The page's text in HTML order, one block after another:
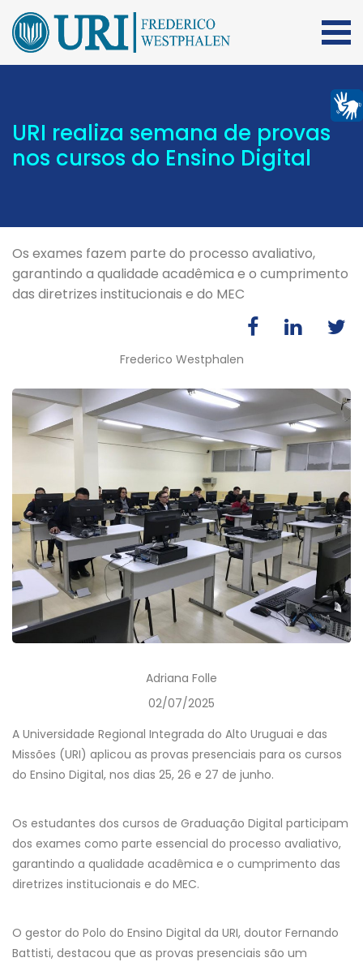
URI realiza semana de provas
nos cursos do Ensino Digital
Os exames fazem parte do processo avaliativo,
garantindo a qualidade acadêmica e o cumprimento
das diretrizes institucionais e do MEC
Frederico Westphalen
Adriana Folle
02/07/2025
A Universidade Regional Integrada do Alto Uruguai e das
Missões (URI) aplicou as provas presenciais para os cursos
do Ensino Digital, nos dias 25, 26 e 27 de junho.
Os estudantes dos cursos de Graduação Digital participam
dos exames como parte essencial do processo avaliativo,
garantindo a qualidade acadêmica e o cumprimento das
diretrizes institucionais e do MEC.
O gestor do Polo do Ensino Digital da URI, doutor Fernando
Battisti, destacou que as provas presenciais são um